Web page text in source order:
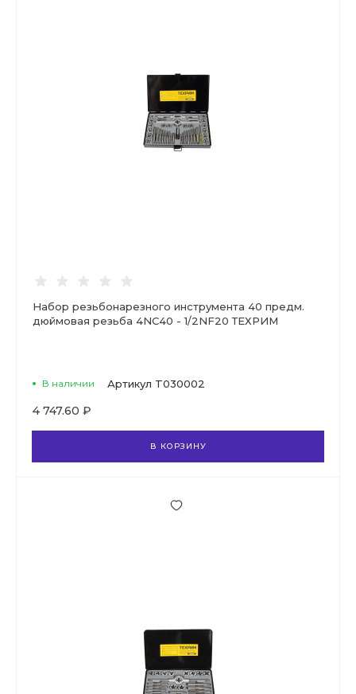
Набор резьбонарезного инструмента 40 предм.
дюймовая резьба 4NC40 - 1/2NF20 ТЕХРИМ
В наличии Артикул T030002
4 747.60 ₽
В КОРЗИНУ